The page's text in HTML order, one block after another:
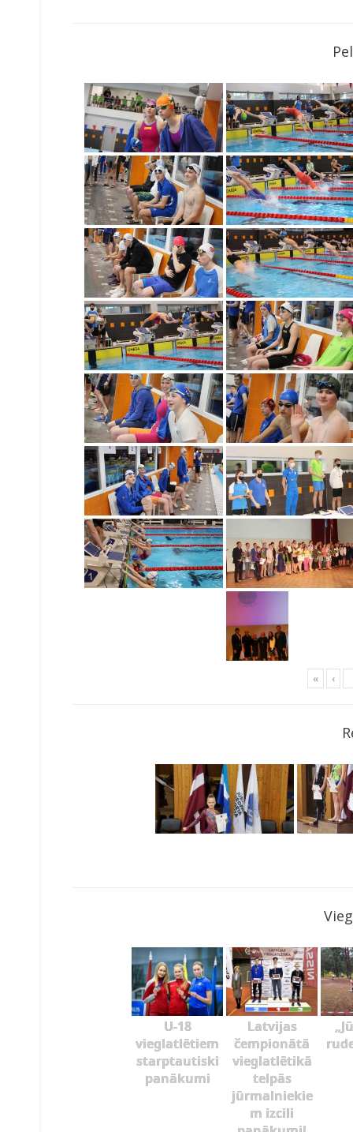
« ‹
U-18
vieglatlētiem
starptautiski
panākumi
Latvijas
čempionātā
vieglatlētikā
telpās
jūrmalniekie
m izcili